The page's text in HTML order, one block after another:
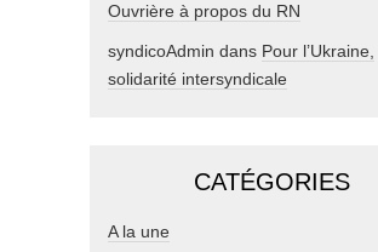
Ouvrière à propos du RN
syndicoAdmin dans Pour l’Ukraine,
solidarité intersyndicale
CATÉGORIES
A la une